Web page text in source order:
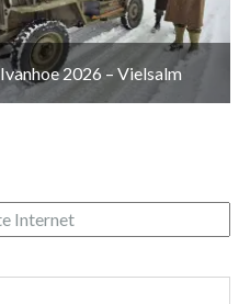
Ivanhoe 2026 – Vielsalm